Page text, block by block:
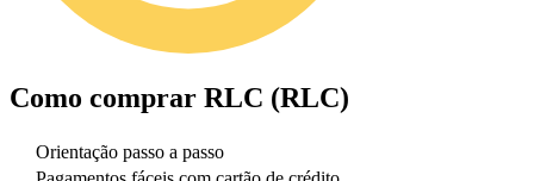
Como comprar RLC (RLC)
Orientação passo a passo